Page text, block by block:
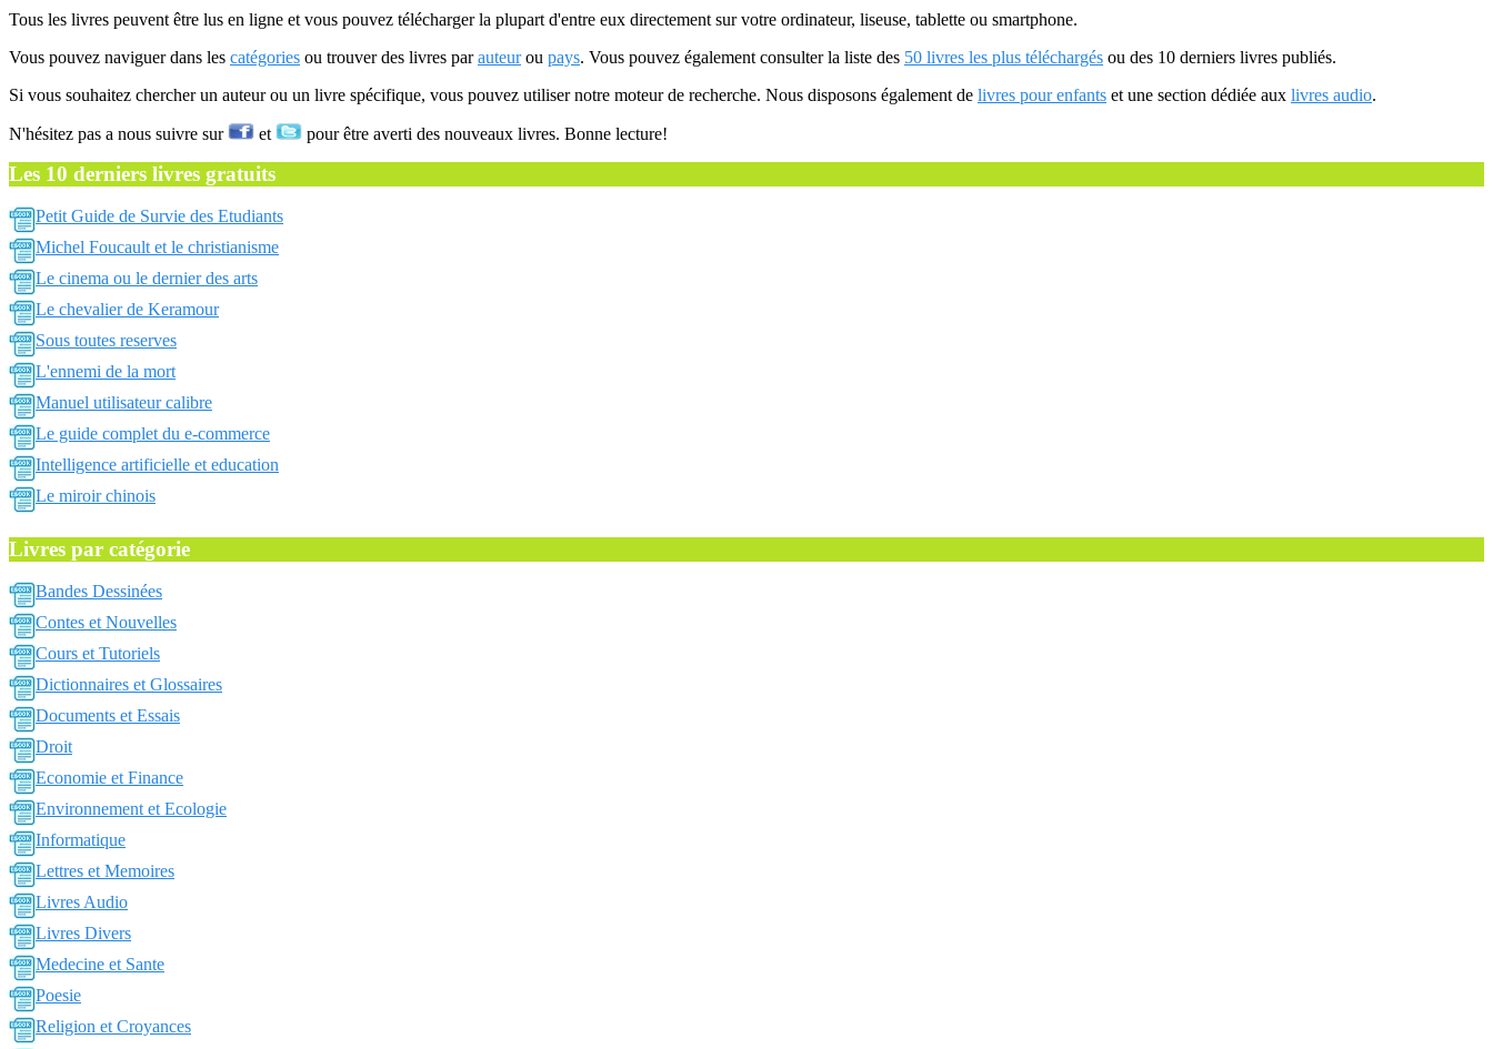
Tous les livres peuvent être lus en ligne et vous pouvez télécharger la plupart d'entre eux directement sur votre ordinateur, liseuse, tablette ou smartphone.
Vous pouvez naviguer dans les catégories ou trouver des livres parauteurou pays. Vous pouvez également consulter la liste des 50 livres les plus téléchargés ou des 10 derniers livres publiés.
Si vous souhaitez chercher un auteur ou un livre spécifique, vous pouvez utiliser notre moteur de recherche. Nous disposons également de livres pour enfants et une section dédiée aux livres audio.
N'hésitez pas a nous suivre sur et pour être averti des nouveaux livres. Bonne lecture!
Les 10 derniers livres gratuits
Petit Guide de Survie des Etudiants
Michel Foucault et le christianisme
Le cinema ou le dernier des arts
Le chevalier de Keramour
Sous toutes reserves
L'ennemi de la mort
Manuel utilisateur calibre
Le guide complet du e-commerce
Intelligence artificielle et education
Le miroir chinois
Livres par catégorie
Bandes Dessinées
Contes et Nouvelles
Cours et Tutoriels
Dictionnaires et Glossaires
Documents et Essais
Droit
Economie et Finance
Environnement et Ecologie
Informatique
Lettres et Memoires
Livres Audio
Livres Divers
Medecine et Sante
Poesie
Religion et Croyances